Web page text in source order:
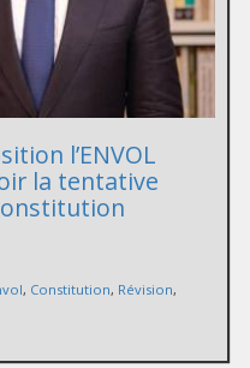
l’ENVOL
la tentative
, Constitution, Révision,